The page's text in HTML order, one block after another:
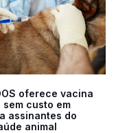
oferece vacina
custo em
assinantes do
animal